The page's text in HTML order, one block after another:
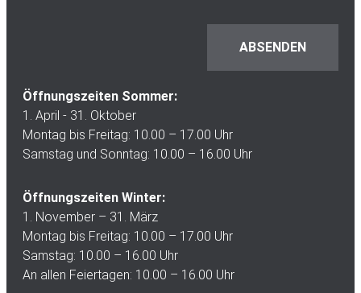
Öffnungszeiten Sommer:
1. April - 31. Oktober
Montag bis Freitag: 10.00 – 17.00 Uhr
Samstag und Sonntag: 10.00 – 16.00 Uhr
Öffnungszeiten Winter:
1. November – 31. März
Montag bis Freitag: 10.00 – 17.00 Uhr
Samstag: 10.00 – 16.00 Uhr
An allen Feiertagen: 10.00 – 16.00 Uhr